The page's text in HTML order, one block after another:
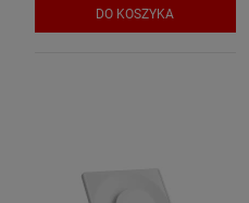
DO KOSZYKA